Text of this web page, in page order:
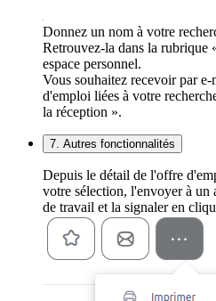
Donnez un nom à votre
Retrouvez-la dans la rubrique
espace personnel.
Vous souhaitez recevoir par
d'emploi liées à votre
la réception ».
7. Autres fonctionnalités
Depuis le détail de l'offre
votre sélection, l'envoyer à
de travail et la signaler en